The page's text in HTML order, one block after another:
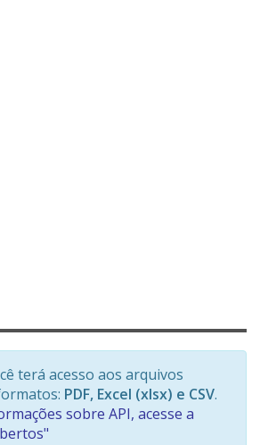
terá acesso aos arquivos
PDF, Excel (xlsx) e CSV.
sobre API, acesse a